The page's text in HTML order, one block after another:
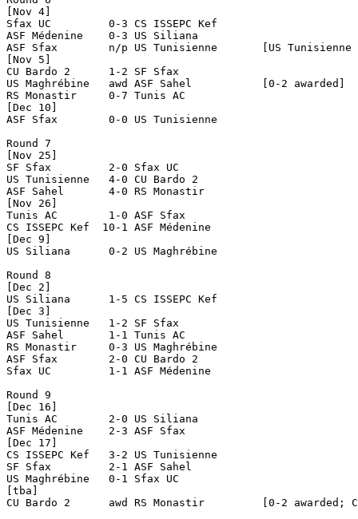
[Nov 4]
Sfax UC		0-3 CS ISSEPC Kef
ASF Médenine	0-3 US Siliana
ASF Sfax	n/p US Tunisienne	[US Tunisienne dns]
[Nov 5]
CU Bardo 2	1-2 SF Sfax
US Maghrébine	awd ASF Sahel		[0-2 awarded]
RS Monastir	0-7 Tunis AC
[Dec 10]
ASF Sfax	0-0 US Tunisienne
Round 7
[Nov 25]
SF Sfax		2-0 Sfax UC
US Tunisienne	4-0 CU Bardo 2
ASF Sahel	4-0 RS Monastir
[Nov 26]
Tunis AC	1-0 ASF Sfax
CS ISSEPC Kef  10-1 ASF Médenine
[Dec 9]
US Siliana	0-2 US Maghrébine
Round 8
[Dec 2]
US Siliana	1-5 CS ISSEPC Kef
[Dec 3]
US Tunisienne	1-2 SF Sfax
ASF Sahel	1-1 Tunis AC
RS Monastir	0-3 US Maghrébine
ASF Sfax	2-0 CU Bardo 2
Sfax UC		1-1 ASF Médenine
Round 9
[Dec 16]
Tunis AC	2-0 US Siliana
ASF Médenine	2-3 ASF Sfax
[Dec 17]
CS ISSEPC Kef	3-2 US Tunisienne
SF Sfax		2-1 ASF Sahel
US Maghrébine	0-1 Sfax UC
[tba]
CU Bardo 2	awd RS Monastir		[0-2 awarded; CU Bardo 2 forfait; 1 point deducted]